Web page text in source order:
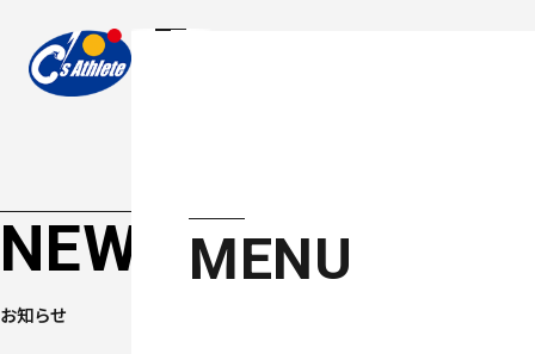
MENU
NEWS
お知らせ